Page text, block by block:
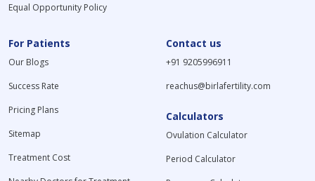
Equal Opportunity Policy
For Patients
Our Blogs
Success Rate
Pricing Plans
Sitemap
Treatment Cost
Contact us
+91 9205996911
reachus@birlafertility.com
Calculators
Ovulation Calculator
Period Calculator